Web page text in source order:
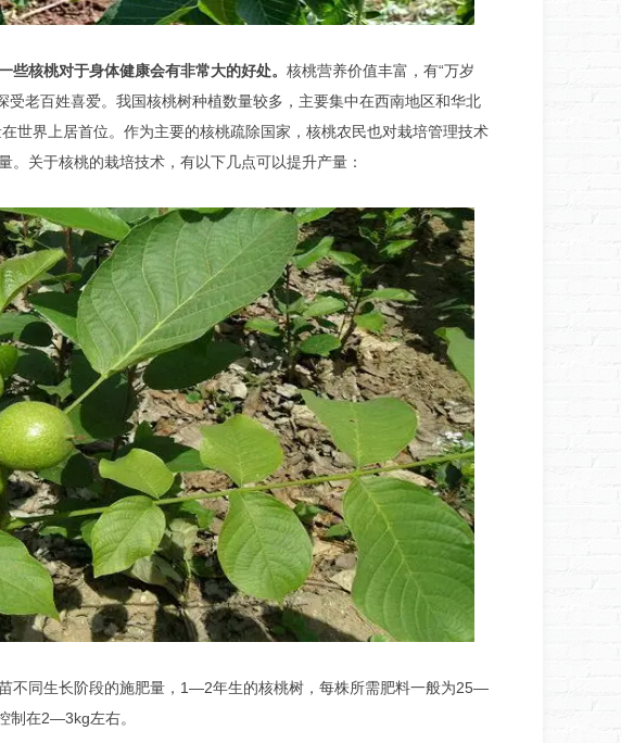
核桃对于身体健康会有非常大的好处。 核桃营养价值丰富，有“万岁
受老百姓喜爱。我国核桃树种植数量较多，主要集中在西南地区和华北
世界上居首位。作为主要的核桃疏除国家，核桃农民也对栽培管理技术
关于核桃的栽培技术，有以下几点可以提升产量：
不同生长阶段的施肥量，1—2年生的核桃树，每株所需肥料一般为25—
制在2—3kg左右。